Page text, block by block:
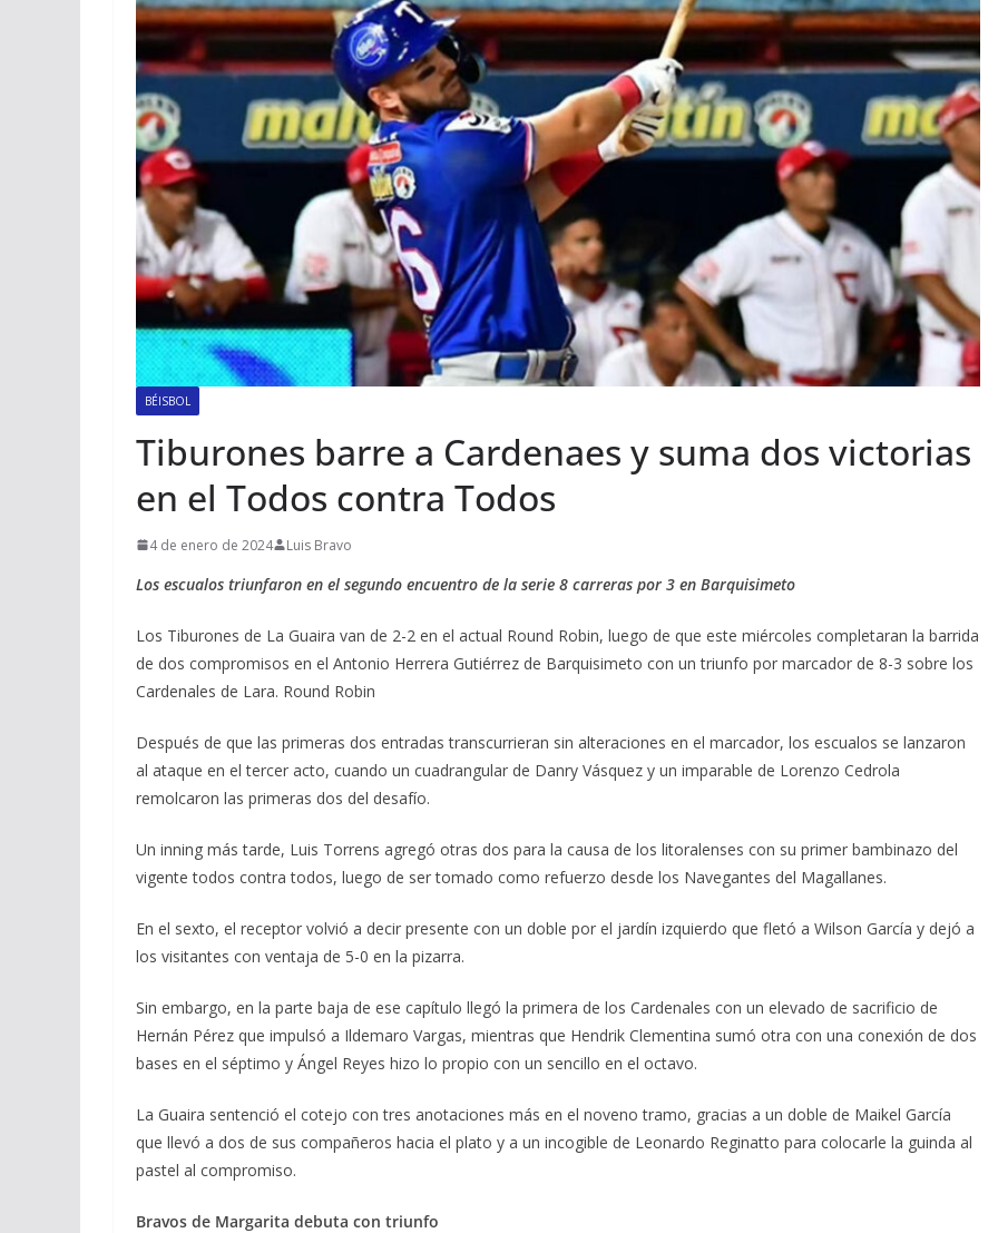
BÉISBOL
Tiburones barre a Cardenaes y suma dos victorias
en el Todos contra Todos
4 de enero de 2024 Luis Bravo
Los escualos triunfaron en el segundo encuentro de la serie 8 carreras por 3 en Barquisimeto
Los Tiburones de La Guaira van de 2-2 en el actual Round Robin, luego de que este miércoles completaran la barrida
de dos compromisos en el Antonio Herrera Gutiérrez de Barquisimeto con un triunfo por marcador de 8-3 sobre los
Cardenales de Lara. Round Robin
Después de que las primeras dos entradas transcurrieran sin alteraciones en el marcador, los escualos se lanzaron
al ataque en el tercer acto, cuando un cuadrangular de Danry Vásquez y un imparable de Lorenzo Cedrola
remolcaron las primeras dos del desafío.
Un inning más tarde, Luis Torrens agregó otras dos para la causa de los litoralenses con su primer bambinazo del
vigente todos contra todos, luego de ser tomado como refuerzo desde los Navegantes del Magallanes.
En el sexto, el receptor volvió a decir presente con un doble por el jardín izquierdo que fletó a Wilson García y dejó a
los visitantes con ventaja de 5-0 en la pizarra.
Sin embargo, en la parte baja de ese capítulo llegó la primera de los Cardenales con un elevado de sacrificio de
Hernán Pérez que impulsó a Ildemaro Vargas, mientras que Hendrik Clementina sumó otra con una conexión de dos
bases en el séptimo y Ángel Reyes hizo lo propio con un sencillo en el octavo.
La Guaira sentenció el cotejo con tres anotaciones más en el noveno tramo, gracias a un doble de Maikel García
que llevó a dos de sus compañeros hacia el plato y a un incogible de Leonardo Reginatto para colocarle la guinda al
pastel al compromiso.
Bravos de Margarita debuta con triunfo